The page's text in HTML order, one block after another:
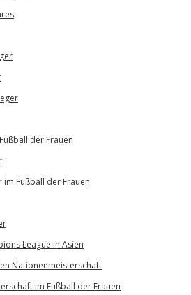
der Frauen
im Fußball der Frauen
League in Asien
Nationenmeisterschaft
im Fußball der Frauen